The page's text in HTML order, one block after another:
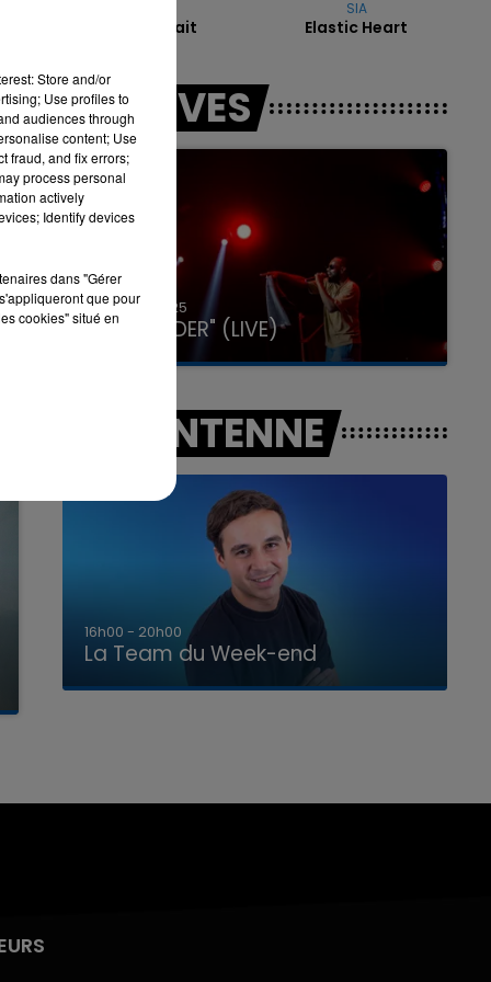
LA TEAM DU WEEK-END
Elle Voulait
SIA
Elastic Heart
LES LIVES
31 janvier 2025
GIMS "SPIDER" (LIVE)
A L'ANTENNE
7h00 - 12h00
La Team du Week-end
Store and/or
Use profiles to
audiences through
content; Use
fraud, and fix errors;
process personal
actively
Identify devices
dans "Gérer
que pour
cookies" situé en